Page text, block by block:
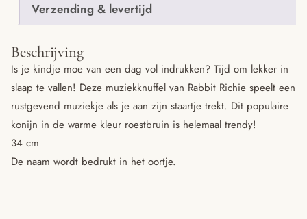
Verzending & levertijd
Beschrijving
Is je kindje moe van een dag vol indrukken? Tijd om lekker in
slaap te vallen! Deze muziekknuffel van Rabbit Richie speelt een
rustgevend muziekje als je aan zijn staartje trekt. Dit populaire
konijn in de warme kleur roestbruin is helemaal trendy!
34 cm
De naam wordt bedrukt in het oortje.